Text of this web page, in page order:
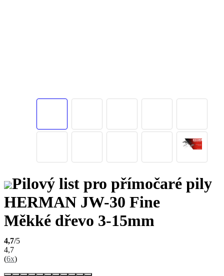
Pilový list pro přímočaré pily
HERMAN JW-30 Fine
Měkké dřevo 3-15mm
4,7/5
4,7
(6x)